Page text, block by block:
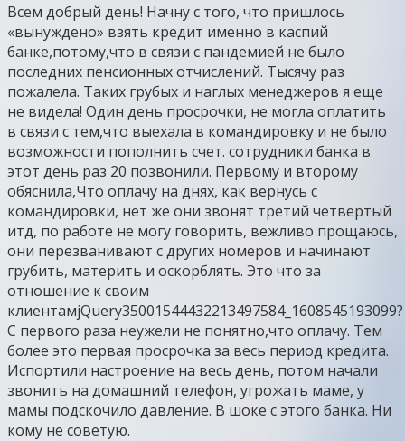
Всем добрый день! Начну с того, что пришлось
«вынуждено» взять кредит именно в каспий
банке,потому,что в связи с пандемией не было
последних пенсионных отчислений. Тысячу раз
пожалела. Таких грубых и наглых менеджеров я еще
не видела! Один день просрочки, не могла оплатить
в связи с тем,что выехала в командировку и не было
возможности пополнить счет. сотрудники банка в
этот день раз 20 позвонили. Первому и второму
обяснила,Что оплачу на днях, как вернусь с
командировки, нет же они звонят третий четвертый
итд, по работе не могу говорить, вежливо прощаюсь,
они перезванивают с других номеров и начинают
грубить, материть и оскорблять. Это что за
отношение к своим
клиентамjQuery35001544432213497584_1608545193099?
С первого раза неужели не понятно,что оплачу. Тем
более это первая просрочка за весь период кредита.
Испортили настроение на весь день, потом начали
звонить на домашний телефон, угрожать маме, у
мамы подскочило давление. В шоке с этого банка. Ни
кому не советую.